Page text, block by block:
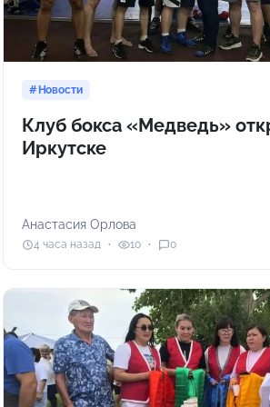
Новости
Клуб бокса «Медведь»
Иркутске
Анастасия Орлова
4 часа назад 10 0